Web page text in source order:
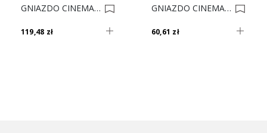
GNIAZDO CINEMABOX 3 CZARNE Fi-60 USB 0015957
119,48 zł
GNIAZDO CINEMABOX 3 INOX Fi-60 0010862
60,61 zł